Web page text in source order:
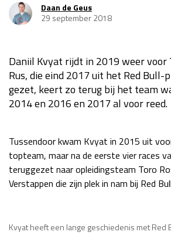
Kwalificatie
GP SÃO PAULO 2026
Kwalificatie
Race
LAS VEGAS GRAND PRIX 2026
Daan de Geus
29 september 2018
Daniil Kvyat rijdt in 2019 weer voor
Rus, die eind 2017 uit het Red
gezet, keert zo terug bij het team
2014 en 2016 en 2017 al voor reed.
Tussendoor kwam Kvyat in 2015 uit
topteam, maar na de eerste vier races
teruggezet naar opleidingsteam Toro
Verstappen die zijn plek in nam bij Red
Kvyat heeft een lange geschiedenis met Red